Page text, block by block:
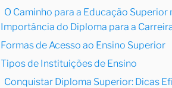
O Caminho para a Educação Superior
Importância do Diploma para a
Formas de Acesso ao Ensino Superior
Tipos de Instituições de Ensino
Conquistar Diploma Superior: Dicas